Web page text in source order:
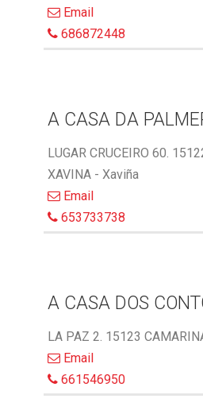
Email
686872448
A CASA DA
LUGAR CRUCEIRO 60.
XAVINA - Xaviña
Email
653733738
A CASA DOS
LA PAZ 2. 15123
Email
661546950